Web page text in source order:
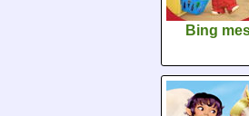
Bing